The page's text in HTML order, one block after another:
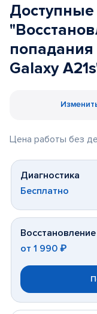
Доступные
попадания
Galaxy
Цена работы без
Диагностика
Бесплатно
от 1 990 ₽